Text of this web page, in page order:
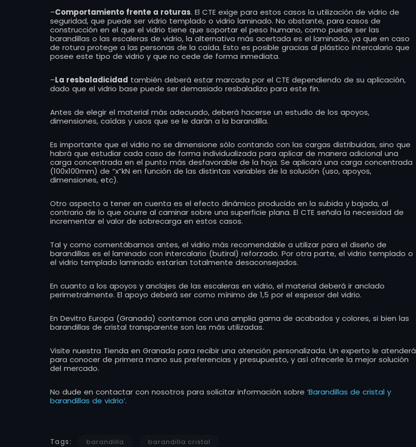
–Comportamiento frente a roturas. El CTE exige para estos casos la utilización de vidrio de
seguridad, que puede ser vidrio templado o vidrio laminado. No obstante, para casos de
construcción en el que el vidrio tiene que soportar el peso humano, como puede ser las
barandillas o las escaleras de vidrio, la alternativa más acertada es el laminado, ya que en caso
de rotura protege a las personas de la caída. Esto es posible gracias al plástico intercalario que
posee este tipo de vidrio y que no cede de forma inmediata.
–La resbaladicidad también deberá estar marcada por el CTE dependiendo de su aplicación,
dado que el vidrio base puede ser demasiado resbaladizo para este fin.
Antes de elegir el material más adecuado, deberá hacerse un estudio de los apoyos,
dimensiones, caídas y usos que se le darán a la barandilla.
Es importante que el vidrio no se dimensione sólo contando con las cargas distribuidas, sino que
habrá que estudiar cada caso de forma individualizada para aplicar de manera adicional una
carga concentrada en el punto más desfavorable de la hoja. Se aplicará una carga concentrada
(100x100mm) de “x”kN en función de las distintas variables de la solución (uso, apoyos,
dimensiones, etc).
Otro aspecto a tener en cuenta es el efecto dinámico producido en la subida y bajada, al
contrario de lo que ocurre al caminar sobre una superficie plana. El CTE señala la necesidad de
incrementar el valor de sobrecarga en estos casos.
Tal y como comentábamos antes, el vidrio más recomendable a utilizar para el diseño de
barandillas es el laminado con intercalario (butiral) reforzado. Por otra parte, el vidrio templado o
el vidrio templado laminado estarían totalmente desaconsejados.
En cuanto a los apoyos y anclajes de las escaleras en vidrio, el material deberá ir anclado
perimetralmente. El apoyo deberá ser como mínimo de 1,5 por el espesor del vidrio.
En Devitro Europa (Granada) contamos con una amplia gama de acabados y colores, si bien las
barandillas de cristal transparente son las más utilizadas.
Visite nuestra Tienda en Granada para recibir una atención personalizada. Un experto le atenderá
para conocer de primera mano sus preferencias y presupuesto, y así ofrecerle la mejor solución
del mercado.
No dude en contactar con nosotros para solicitar información sobre ‘Barandillas de cristal y
barandillas de vidrio’.
Tags: barandilla barandilla cristal